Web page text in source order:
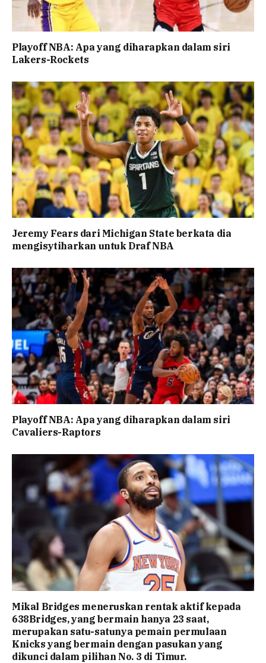
Playoff NBA: Apa yang diharapkan dalam siri
Lakers-Rockets
Jeremy Fears dari Michigan State berkata dia
mengisytiharkan untuk Draf NBA
Playoff NBA: Apa yang diharapkan dalam siri
Cavaliers-Raptors
Mikal Bridges meneruskan rentak aktif kepada
638Bridges, yang bermain hanya 23 saat,
merupakan satu-satunya pemain permulaan
Knicks yang bermain dengan pasukan yang
dikunci dalam pilihan No. 3 di Timur.